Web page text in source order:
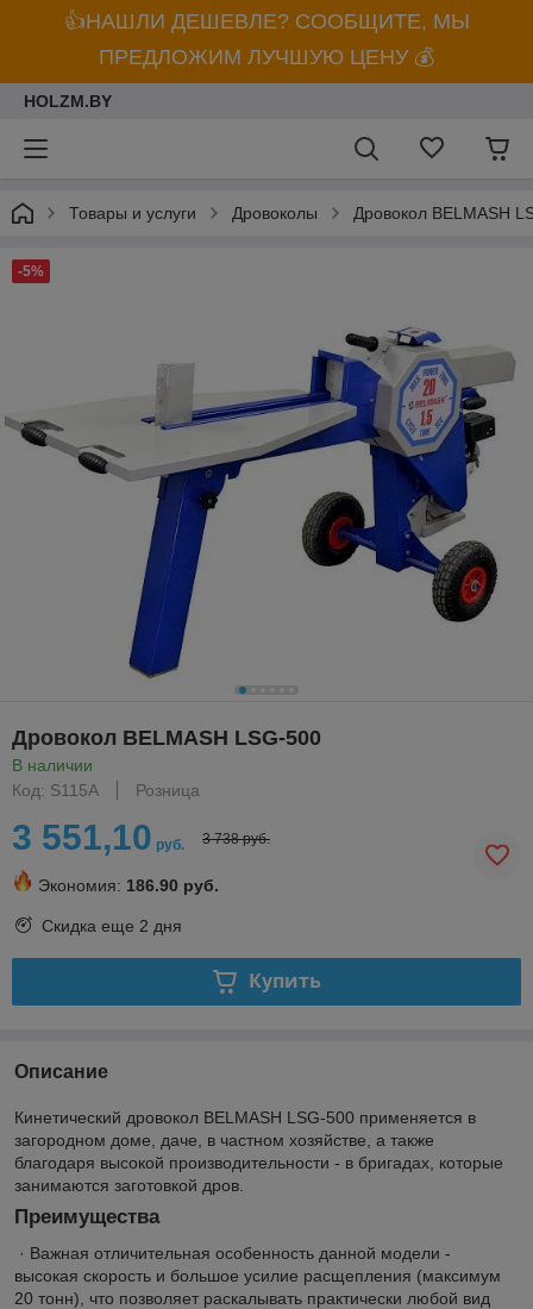
👍НАШЛИ ДЕШЕВЛЕ? СООБЩИТЕ, МЫ
ПРЕДЛОЖИМ ЛУЧШУЮ ЦЕНУ 💰
HOLZM.BY
Товары и услуги Дровоколы Дровокол BELMASH
-5%
Дровокол BELMASH LSG-500
В наличии
Код: S115A
Розница
3 551,10 руб. 3 738 руб.
Экономия: 186.90 руб.
Скидка еще 2 дня
Купить
Описание
Кинетический дровокол BELMASH LSG-500 применяется в
загородном доме, даче, в частном хозяйстве, а также
благодаря высокой производительности - в бригадах, которые
занимаются заготовкой дров.
Преимущества
· Важная отличительная особенность данной модели -
высокая скорость и большое усилие расщепления (максимум
20 тонн), что позволяет раскалывать практически любой вид